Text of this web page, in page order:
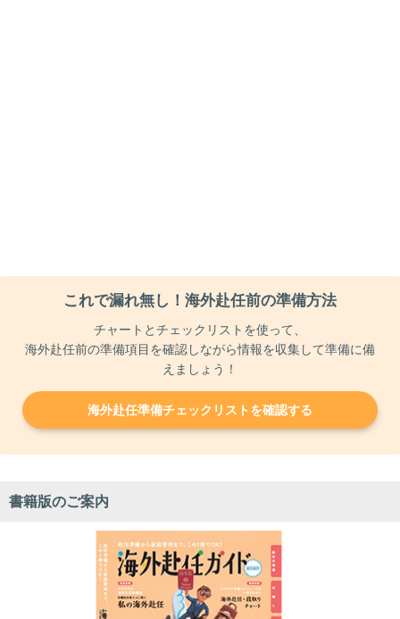
これで漏れ無し！海外赴任前の準備方法
チャートとチェックリストを使って、
海外赴任前の準備項目を確認しながら情報を収集して準備に備
えましょう！
海外赴任準備チェックリストを確認する
書籍版のご案内